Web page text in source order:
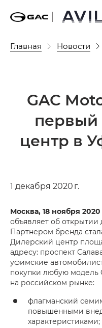
Главная Новости
GAC
первый
центр в
1 декабря 2020 г.
Москва, 18 ноября 2020
объявляет об
Партнером бренда
Дилерский центр
адресу: проспект
уфимские
покупки любую модель
на российском рынке:
флагманский
повышенными
характеристиками;